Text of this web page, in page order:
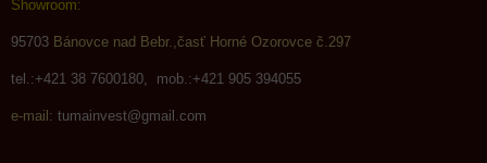
Showroom:
95703 Bánovce nad Bebr.,časť Horné Ozorovce č.297
tel.:+421 38 7600180, mob.:+421 905 394055
e-mail: tumainvest@gmail.com